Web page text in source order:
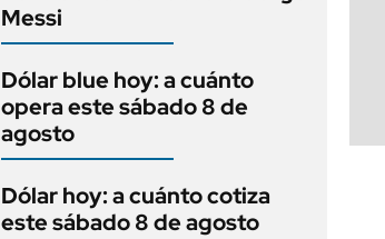
Messi
Dólar blue hoy: a cuánto
opera este sábado 8 de
agosto
Dólar hoy: a cuánto cotiza
este sábado 8 de agosto